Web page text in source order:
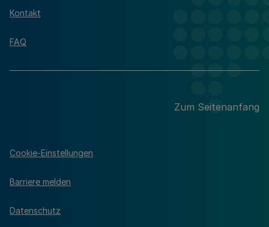
Kontakt
FAQ
Zum Seitenanfang
Cookie-Einstellungen
Barriere melden
Datenschutz